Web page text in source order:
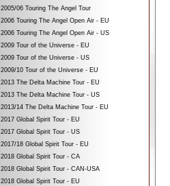
2005/06 Touring The Angel Tour
2006 Touring The Angel Open Air - EU
2006 Touring The Angel Open Air - US
2009 Tour of the Universe - EU
2009 Tour of the Universe - US
2009/10 Tour of the Universe - EU
2013 The Delta Machine Tour - EU
2013 The Delta Machine Tour - US
2013/14 The Delta Machine Tour - EU
2017 Global Spirit Tour - EU
2017 Global Spirit Tour - US
2017/18 Global Spirit Tour - EU
2018 Global Spirit Tour - CA
2018 Global Spirit Tour - CAN-USA
2018 Global Spirit Tour - EU